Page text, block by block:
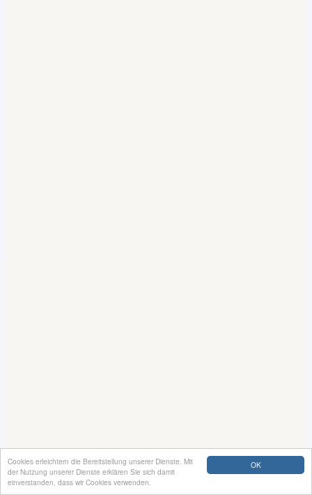
OK
Cookies erleichtern die Bereitstellung unserer Dienste. Mit
der Nutzung unserer Dienste erklären Sie sich damit
einverstanden, dass wir Cookies verwenden.